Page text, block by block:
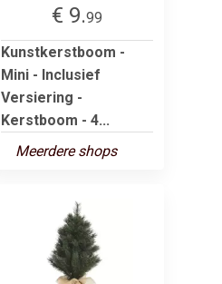
€ 9.99
Kunstkerstboom -
Mini - Inclusief
Versiering -
Kerstboom - 4...
Meerdere shops